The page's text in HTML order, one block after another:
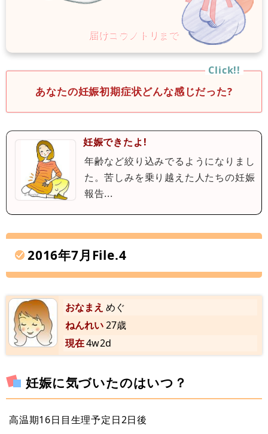
あなたの妊娠初期症状どんな感じだった?
妊娠できたよ!
年齢など絞り込みでるようになりまし
た。苦しみを乗り越えた人たちの妊娠
報告...
2016年7月File.4
おなまえ めぐ
ねんれい27歳
現在4w2d
妊娠に気づいたのはいつ？
高温期16日目生理予定日2日後